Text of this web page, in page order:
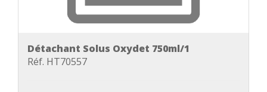
Détachant Solus Oxydet 750ml/1
Réf. HT70557